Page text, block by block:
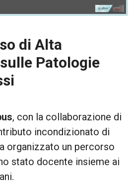
di Alta
Patologie
, con la collaborazione di
incondizionato di
organizzato un percorso
stato docente insieme ai